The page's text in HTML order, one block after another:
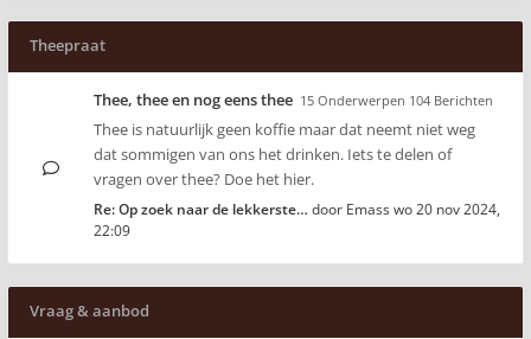
Theepraat
Thee, thee en nog eens thee 15 Onderwerpen 104 Berichten
Thee is natuurlijk geen koffie maar dat neemt niet weg
dat sommigen van ons het drinken. Iets te delen of
vragen over thee? Doe het hier.
Re: Op zoek naar de lekkerste… door Emasswo 20 nov 2024,
22:09
Vraag & aanbod